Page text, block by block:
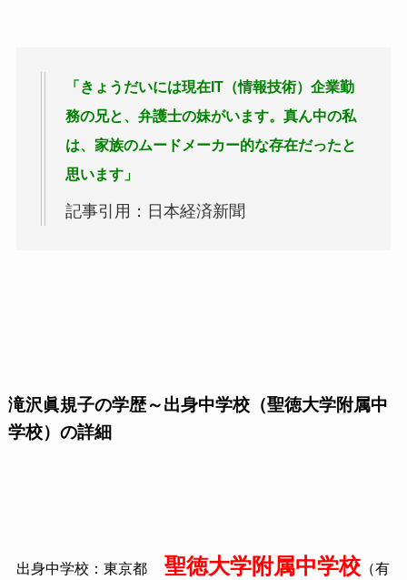
「きょうだいには現在IT（情報技術）企業勤
務の兄と、弁護士の妹がいます。真ん中の私
は、家族のムードメーカー的な存在だったと
思います」
記事引用：日本経済新聞
滝沢眞規子の学歴～出身中学校（聖徳大学附属中
学校）の詳細
出身中学校：東京都 聖徳大学附属中学校（有